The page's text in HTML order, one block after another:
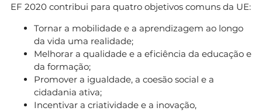
EF 2020 contribui para quatro objetivos comuns da UE:
Tornar a mobilidade e a aprendizagem ao longo
da vida uma realidade;
Melhorar a qualidade e a eficiência da educação e
da formação;
Promover a igualdade, a coesão social e a
cidadania ativa;
Incentivar a criatividade e a inovação,